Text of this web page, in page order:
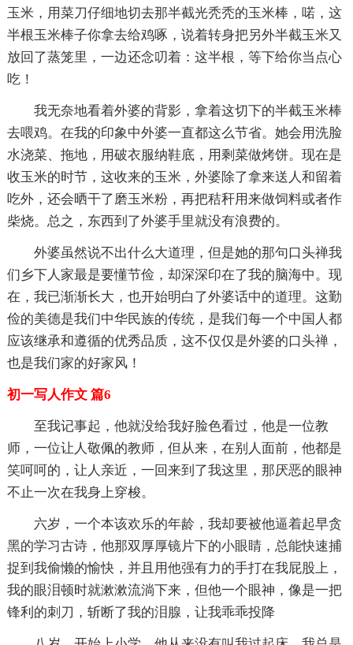
玉米，用菜刀仔细地切去那半截光秃秃的玉米棒，喏，这
半根玉米棒子你拿去给鸡啄，说着转身把另外半截玉米又
放回了蒸笼里，一边还念叨着：这半根，等下给你当点心
吃！
我无奈地看着外婆的背影，拿着这切下的半截玉米棒
去喂鸡。在我的印象中外婆一直都这么节省。她会用洗脸
水浇菜、拖地，用破衣服纳鞋底，用剩菜做烤饼。现在是
收玉米的时节，这收来的玉米，外婆除了拿来送人和留着
吃外，还会晒干了磨玉米粉，再把秸秆用来做饲料或者作
柴烧。总之，东西到了外婆手里就没有浪费的。
外婆虽然说不出什么大道理，但是她的那句口头禅我
们乡下人家最是要懂节俭，却深深印在了我的脑海中。现
在，我已渐渐长大，也开始明白了外婆话中的道理。这勤
俭的美德是我们中华民族的传统，是我们每一个中国人都
应该继承和遵循的优秀品质，这不仅仅是外婆的口头禅，
也是我们家的好家风！
初一写人作文 篇6
至我记事起，他就没给我好脸色看过，他是一位教
师，一位让人敬佩的教师，但从来，在别人面前，他都是
笑呵呵的，让人亲近，一回来到了我这里，那厌恶的眼神
不止一次在我身上穿梭。
六岁，一个本该欢乐的年龄，我却要被他逼着起早贪
黑的学习古诗，他那双厚厚镜片下的小眼睛，总能快速捕
捉到我偷懒的愉快，并且用他强有力的手打在我屁股上，
我的眼泪顿时就漱漱流淌下来，但他一个眼神，像是一把
锋利的刺刀，斩断了我的泪腺，让我乖乖投降